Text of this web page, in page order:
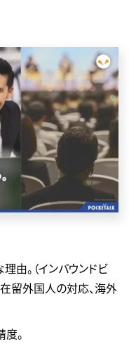
由。（インバウンドビ
留外国人の対応、海外
。